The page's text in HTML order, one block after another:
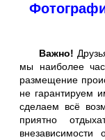
Важно!
мы наиболее
размещение
не гарантируем
сделаем всё
приятно